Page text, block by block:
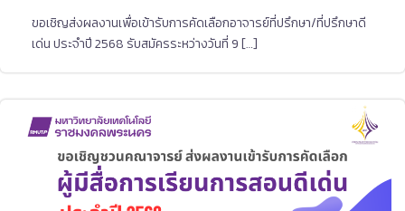
ขอเชิญส่งผลงานเพื่อเข้ารับการคัดเลือกอาจารย์ที่ปรึกษา/ที่ปรึกษาดี
เด่น ประจำปี 2568 รับสมัครระหว่างวันที่ 9 […]